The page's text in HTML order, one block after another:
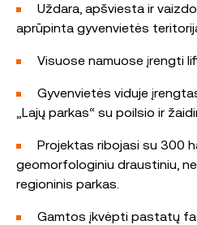
Uždara, apšviesta ir
aprūpinta gyvenvietės
Visuose namuose įrengti
Gyvenvietės viduje
„Lajų parkas“ su poilsio ir
Projektas ribojasi su 300
geomorfologiniu draustiniu,
regioninis parkas.
Gamtos įkvėpti pastatų